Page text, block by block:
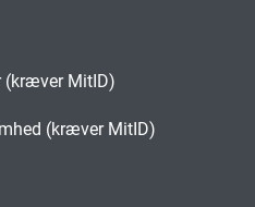
(kræver MitID)
(kræver MitID)